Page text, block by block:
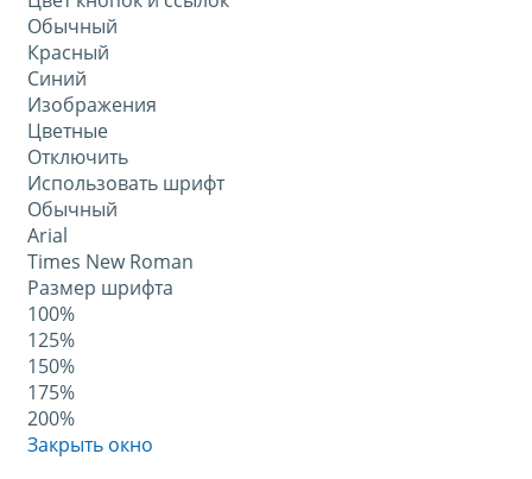
Обычный
Красный
Синий
Изображения
Цветные
Отключить
Использовать шрифт
Обычный
Arial
Times New Roman
Размер шрифта
100%
125%
150%
175%
200%
Закрыть окно